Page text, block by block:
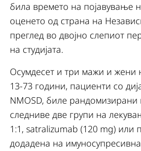
била времето на појавување
оценето од страна на
преглед во двојно слепиот
на студијата.
Осумдесет и три мажи и жени
13-73 години, пациенти со
NMOSD, биле рандомизирани
следниве две групи на
1:1, satralizumab (120 mg) или
додадена на имуносупресивна